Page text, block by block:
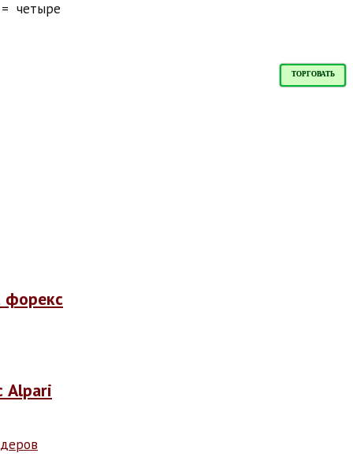
четыре
ТОРГОВАТЬ
форекс
Alpari